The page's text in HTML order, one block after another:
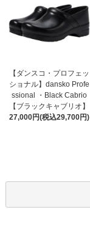
【ダンスコ・プロフェッ
ショナル】dansko Profe
ssional ・Black Cabrio
【ブラックキャブリオ】
27,000円(税込29,700円)